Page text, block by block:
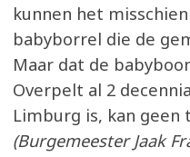
kunnen het
babyborrel die de
Maar dat de
Overpelt al 2
Limburg is, kan geen
(Burgemeester Jaak